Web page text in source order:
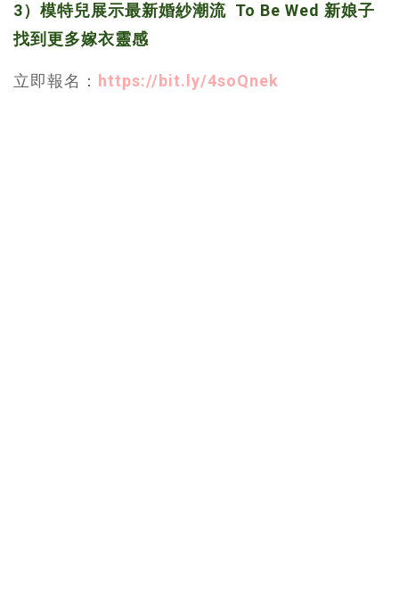
3）模特兒展示最新婚紗潮流 To Be Wed 新娘子
找到更多嫁衣靈感
立即報名： https://bit.ly/4soQnek